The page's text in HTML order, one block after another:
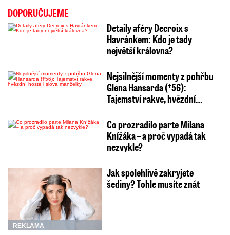
DOPORUČUJEME
Detaily aféry Decroix s
Havránkem: Kdo je tady
největší královna?
Nejsilnější momenty z pohřbu
Glena Hansarda (†56):
Tajemství rakve, hvězdní…
Co prozradilo parte Milana
Knížáka – a proč vypadá tak
nezvykle?
REKLAMA
Jak spolehlivě zakryjete
šediny? Tohle musíte znát